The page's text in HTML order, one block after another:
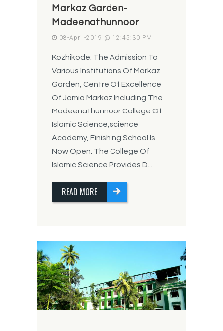
Markaz Garden-
Madeenathunnoor
08-April-2019 @ 12:45:30 PM
Kozhikode: The Admission To
Various Institutions Of Markaz
Garden, Centre Of Excellence
Of Jamia Markaz Including The
Madeenathunnoor College Of
Islamic Science,science
Academy, Finishing School Is
Now Open. The College Of
Islamic Science Provides D...
READ MORE